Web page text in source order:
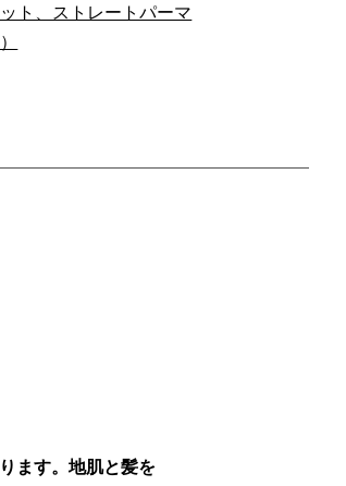
ト、ストレートパーマ
ます。地肌と髪を